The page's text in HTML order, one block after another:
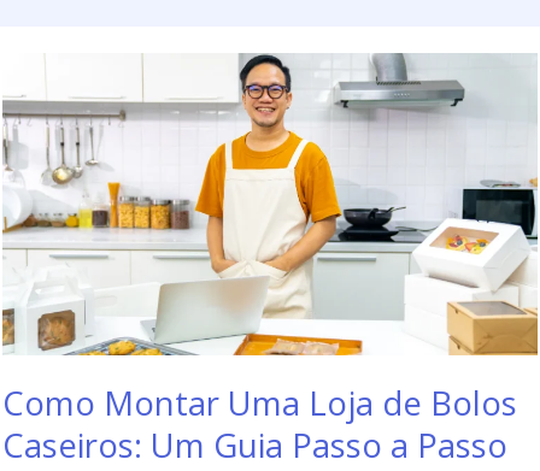
Como Montar Uma Loja de Bolos
Caseiros: Um Guia Passo a Passo